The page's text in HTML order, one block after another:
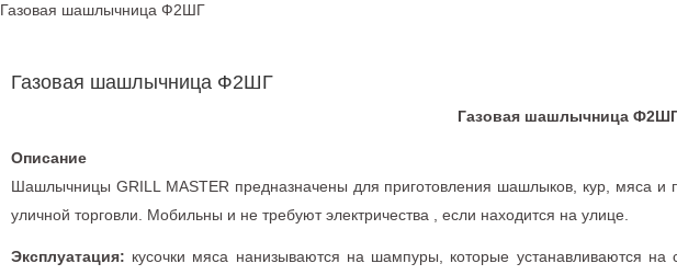
Газовая шашлычница Ф2ШГ
Газовая шашлычница Ф2ШГ
Газовая шашлычница
Описание
Шашлычницы GRILL MASTER предназначены для приготовления шашлыков, кур, мяса и
уличной торговли. Мобильны и не требуют электричества , если находится на улице.
Эксплуатация: кусочки мяса нанизываются на шампуры, которые устанавливаются на